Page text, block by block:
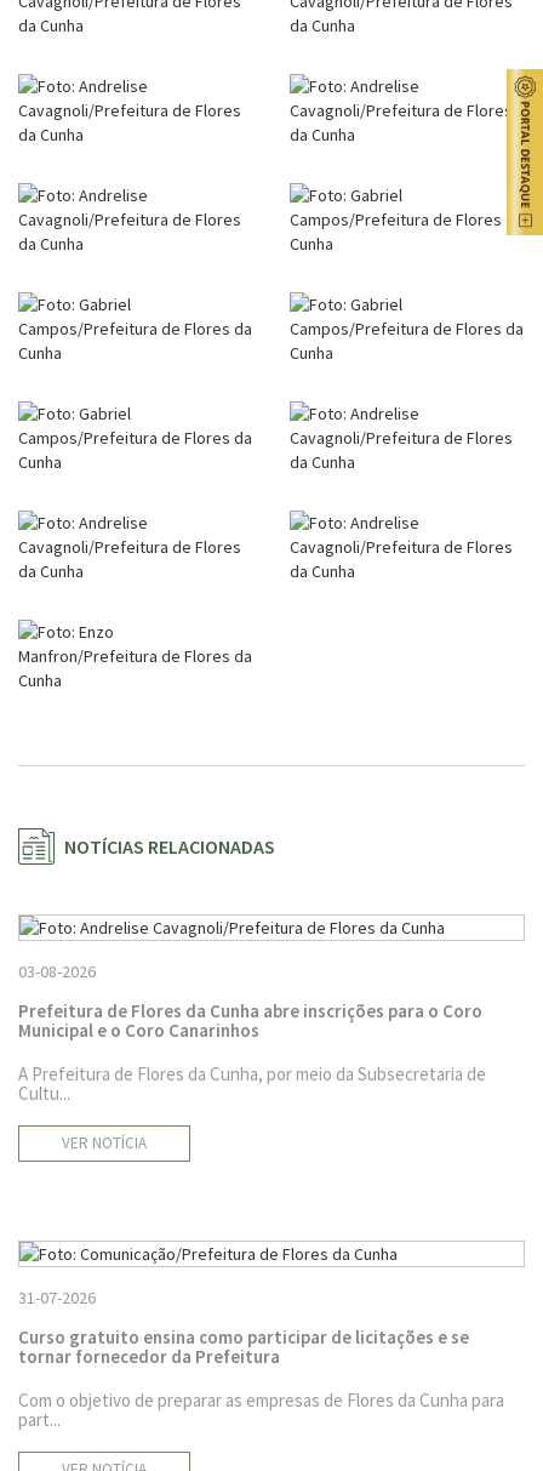
NOTÍCIAS RELACIONADAS
03-08-2026
Prefeitura de Flores da Cunha abre inscrições para o Coro
Municipal e o Coro Canarinhos
A Prefeitura de Flores da Cunha, por meio da Subsecretaria de
Cultu...
VER NOTÍCIA
31-07-2026
Curso gratuito ensina como participar de licitações e se
tornar fornecedor da Prefeitura
Com o objetivo de preparar as empresas de Flores da Cunha para
part...